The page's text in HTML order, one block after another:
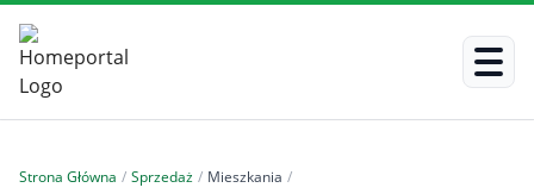
Strona Główna / Sprzedaż / Mieszkania /